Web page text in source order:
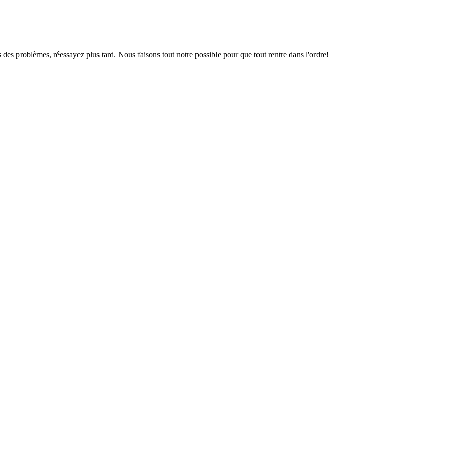
problèmes, réessayez plus tard. Nous faisons tout notre possible pour que tout rentre dans l'ordre!